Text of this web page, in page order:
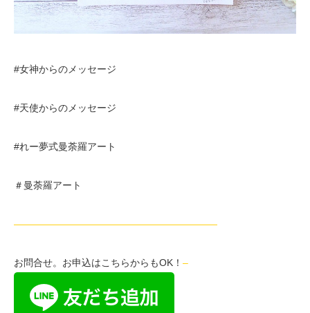
#女神からのメッセージ
#天使からのメッセージ
#れー夢式曼荼羅アート
＃曼荼羅アート
—————————————————————
お問合せ。お申込はこちらからもOK！ –